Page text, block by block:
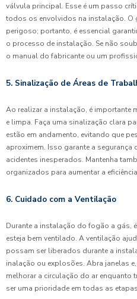
válvula principal. Esse é um passo
todos os envolvidos na instalação. O
perigoso; portanto, é essencial
o processo de instalação. Se não
o manual do fabricante ou um
5. Sinalização de Áreas de
Ao realizar a instalação, é importante
e limpa. Faça uma sinalização clara
estão em andamento, evitando que
aproximem. Isso garante a
acidentes inesperados. Mantenha
organizados para aumentar a
6. Cuidado com a Ventilação
Durante a instalação do fogão a gás,
esteja bem ventilado. A ventilação
possam ser liberados durante a
inalação ou explosões. Abra janelas
melhorar a circulação do ar enquanto
ser uma prioridade em todas as